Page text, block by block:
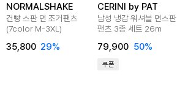
NORMALSHAKE
건빵 스판 면 조거팬츠
(7color M-3XL)
35,800 29%
CERINI by PAT
남성 냉감 워셔블 면스판
팬츠 3종 세트 26m
79,900 50%
쿠폰